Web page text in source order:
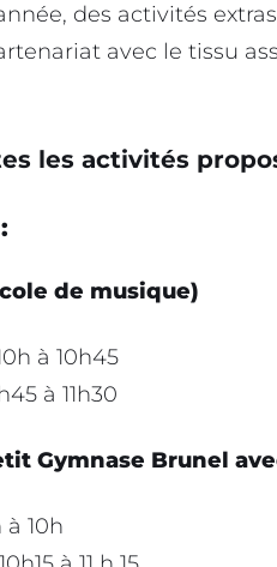
des activités
avec le tissu
les activités
de musique)
à 10h45
à 11h30
Gymnase Brunel avec
à 10h